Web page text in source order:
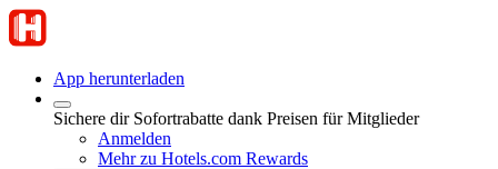
App herunterladen
Sichere dir Sofortrabatte dank Preisen für Mitglieder
Anmelden
Mehr zu Hotels.com Rewards